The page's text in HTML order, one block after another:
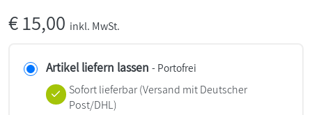
€15,00 inkl. MwSt.
Artikel liefern lassen - Portofrei
Sofort lieferbar(Versand mit Deutscher
Post/DHL)